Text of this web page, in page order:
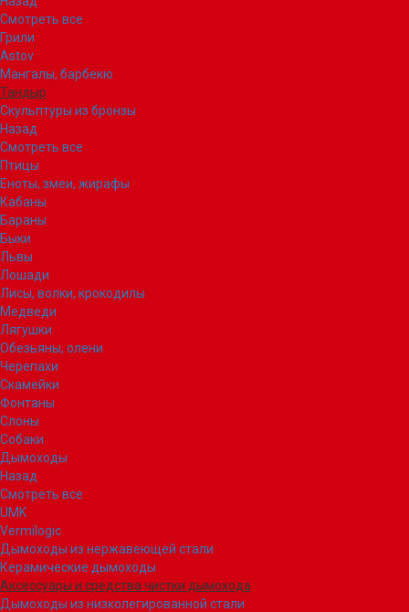
Смотреть все
Грили
Astov
Мангалы, барбекю
Тандыр
Скульптуры из бронзы
Назад
Смотреть все
Птицы
Еноты, змеи, жирафы
Кабаны
Бараны
Быки
Львы
Лошади
Лисы, волки, крокодилы
Медведи
Лягушки
Обезьяны, олени
Черепахи
Скамейки
Фонтаны
Слоны
Собаки
Дымоходы
Назад
Смотреть все
UMK
Vermilogic
Дымоходы из нержавеющей стали
Керамические дымоходы
Аксессуары и средства чистки дымохода
Дымоходы из низколегированной стали